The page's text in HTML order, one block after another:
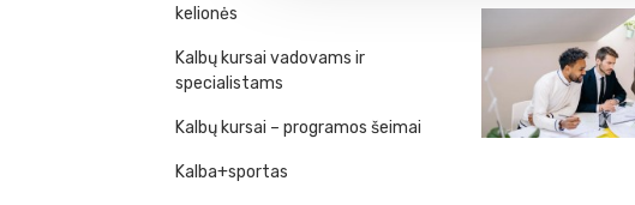
kelionės
Kalbų kursai vadovams ir
specialistams
Kalbų kursai – programos šeimai
Kalba+sportas